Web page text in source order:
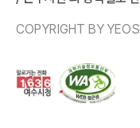
COPYRIGHT BY